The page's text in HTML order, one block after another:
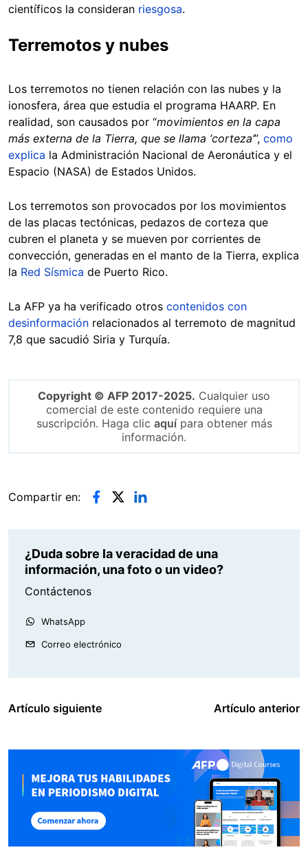
científicos la consideran riesgosa.
Terremotos y nubes
Los terremotos no tienen relación con las nubes y la
ionosfera, área que estudia el programa HAARP. En
realidad, son causados por “movimientos en la capa
más externa de la Tierra, que se llama ‘corteza’”, como
explica la Administración Nacional de Aeronáutica y el
Espacio (NASA) de Estados Unidos.
Los terremotos son provocados por los movimientos
de las placas tectónicas, pedazos de corteza que
cubren el planeta y se mueven por corrientes de
convección, generadas en el manto de la Tierra, explica
la Red Sísmica de Puerto Rico.
La AFP ya ha verificado otros contenidos con
desinformación relacionados al terremoto de magnitud
7,8 que sacudió Siria y Turquía.
Copyright © AFP 2017-2025. Cualquier uso
comercial de este contenido requiere una
suscripción. Haga clic aquípara obtener más
información.
Compartir en:
¿Duda sobre la veracidad de una
información, una foto o un video?
Contáctenos
WhatsApp
Correo electrónico
Artículo siguiente Artículo anterior